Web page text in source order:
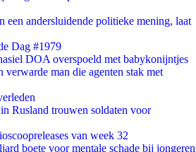
een andersluidende politieke mening, laat
Dag #1979
DOA overspoeld met babykonijntjes
verwarde man die agenten stak met
Rusland trouwen soldaten voor
van week 32
boete voor mentale schade bij jongeren